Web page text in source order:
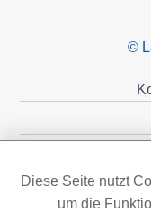
©
Diese Seite nutzt
um die